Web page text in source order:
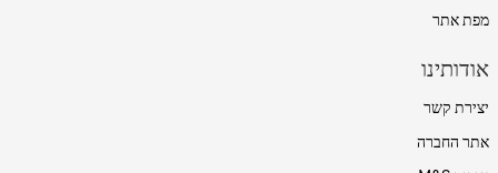
מפת אתר
אודותינו
יצירת קשר
אתר החברה